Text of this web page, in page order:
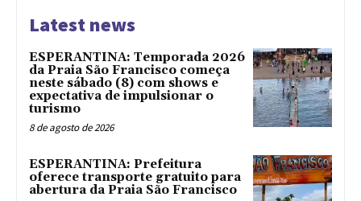
Latest news
ESPERANTINA: Temporada 2026
da Praia São Francisco começa
neste sábado (8) com shows e
expectativa de impulsionar o
turismo
8 de agosto de 2026
ESPERANTINA: Prefeitura
oferece transporte gratuito para
abertura da Praia São Francisco